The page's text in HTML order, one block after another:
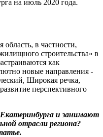
на июль 2020 года.
в частности,
строительства» в
как
новые направления -
Широкая речка,
перспективного
и занимают
отрасли региона?